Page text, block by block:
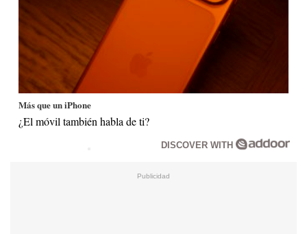
Más que un iPhone
¿El móvil también habla de ti?
DISCOVER WITH